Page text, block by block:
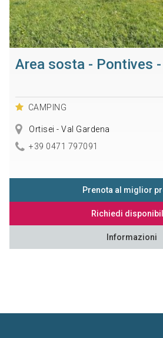
Area sosta - Pontives
CAMPING
Ortisei - Val Gardena
+39 0471 797091
Prenota al miglior
Richiedi
Informazioni